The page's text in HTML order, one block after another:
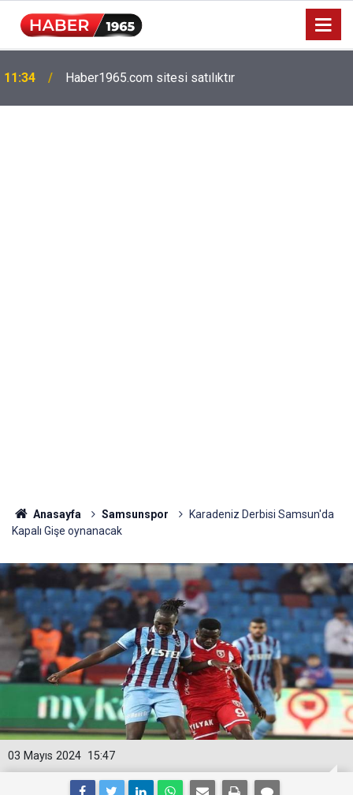
15:52
hesaplarda
Anasayfa Samsunspor
Karadeniz Derbisi Samsun'da
Kapalı Gişe oynanacak
15:47
03 Mayıs 2024